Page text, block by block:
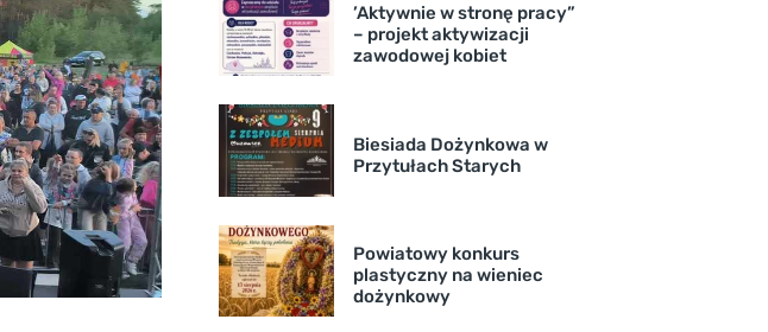
’Aktywnie w stronę pracy”
– projekt aktywizacji
zawodowej kobiet
Biesiada Dożynkowa w
Przytułach Starych
Powiatowy konkurs
plastyczny na wieniec
dożynkowy